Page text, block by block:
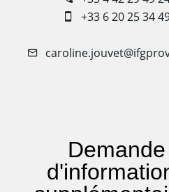
+33 6 20 25 34
Demande